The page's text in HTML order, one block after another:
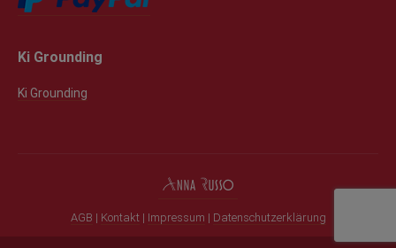
Ki Grounding
Ki Grounding
AGB | Kontakt| Impressum | Datenschutzerklärung